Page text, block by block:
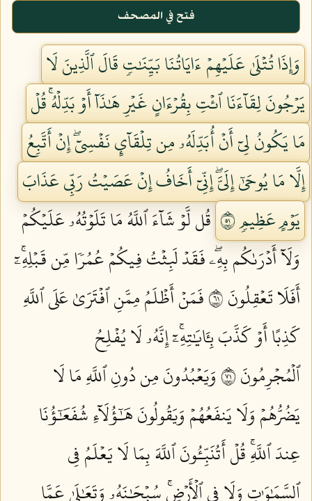
فتح في المصحف
وَإِذَا تُتۡلَىٰ عَلَيۡهِمۡ ءَايَاتُنَا بَيِّنَٰتٖ قَالَ ٱلَّذِينَ لَا
يَرۡجُونَ لِقَآءَنَا ٱئۡتِ بِقُرۡءَانٍ غَيۡرِ هَٰذَآ أَوۡ بَدِّلۡهُۚ قُلۡ
مَا يَكُونُ لِيٓ أَنۡ أُبَدِّلَهُۥ مِن تِلۡقَآيِٕ نَفۡسِيٓۖ إِنۡ أَتَّبِعُ
إِلَّا مَا يُوحَىٰٓ إِلَيَّۖ إِنِّيٓ أَخَافُ إِنۡ عَصَيۡتُ رَبِّي عَذَابَ
يَوۡمٍ عَظِيمٖ ١٥
قُل لَّوۡ شَآءَ ٱللَّهُ مَا تَلَوۡتُهُۥ عَلَيۡكُمۡ
وَلَآ أَدۡرَىٰكُم بِهِۦۖ فَقَدۡ لَبِثۡتُ فِيكُمۡ عُمُرٗا مِّن قَبۡلِهِۦٓۚ
أَفَلَا تَعۡقِلُونَ ١٦
فَمَنۡ أَظۡلَمُ مِمَّنِ ٱفۡتَرَىٰ عَلَى ٱللَّهِ
كَذِبًا أَوۡ كَذَّبَ بِـَٔايَٰتِهِۦٓۚ إِنَّهُۥ لَا يُفۡلِحُ
ٱلۡمُجۡرِمُونَ ١٧
وَيَعۡبُدُونَ مِن دُونِ ٱللَّهِ مَا لَا
يَضُرُّهُمۡ وَلَا يَنفَعُهُمۡ وَيَقُولُونَ هَٰٓؤُلَآءِ شُفَعَٰٓؤُنَا
عِندَ ٱللَّهِۚ قُلۡ أَتُنَبِّـُٔونَ ٱللَّهَ بِمَا لَا يَعۡلَمُ فِي
ٱلسَّمَٰوَٰتِ وَلَا فِي ٱلۡأَرۡضِۚ سُبۡحَٰنَهُۥ وَتَعَٰلَىٰ عَمَّا